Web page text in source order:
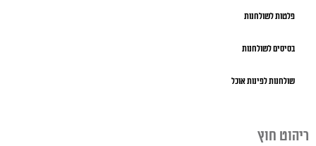
פלטות לשולחנות
בסיסים לשולחנות
שולחנות לפינות אוכל
ריהוט חוץ